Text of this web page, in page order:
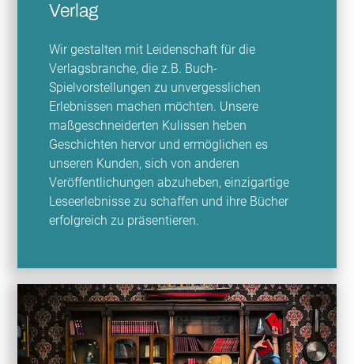
Verlag
Wir gestalten mit Leidenschaft für die
Verlagsbranche, die z.B. Buch-
Spielvorstellungen zu unvergesslichen
Erlebnissen machen möchten. Unsere
maßgeschneiderten Kulissen heben
Geschichten hervor und ermöglichen es
unseren Kunden, sich von anderen
Veröffentlichungen abzuheben, einzigartige
Leseerlebnisse zu schaffen und ihre Bücher
erfolgreich zu präsentieren.